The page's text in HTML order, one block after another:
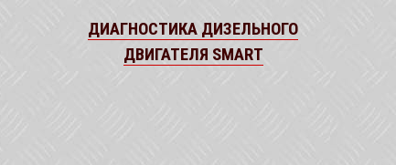
ДИАГНОСТИКА ДИЗЕЛЬНОГО
ДВИГАТЕЛЯ SMART